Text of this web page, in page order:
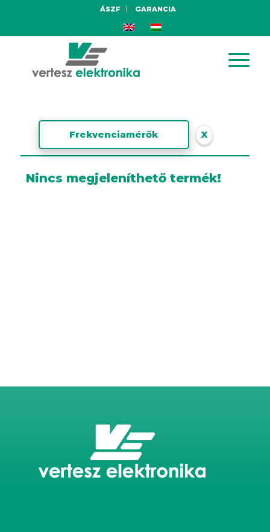
ÁSZF GARANCIA
Frekvenciamérők X
Nincs megjeleníthető termék!